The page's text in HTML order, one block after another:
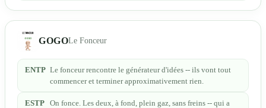
GOGOLe Fonceur
ENTP Le fonceur rencontre le générateur d'idées -- ils vont tout
commencer et terminer approximativement rien.
ESTP On fonce. Les deux, à fond, plein gaz, sans freins -- qui a